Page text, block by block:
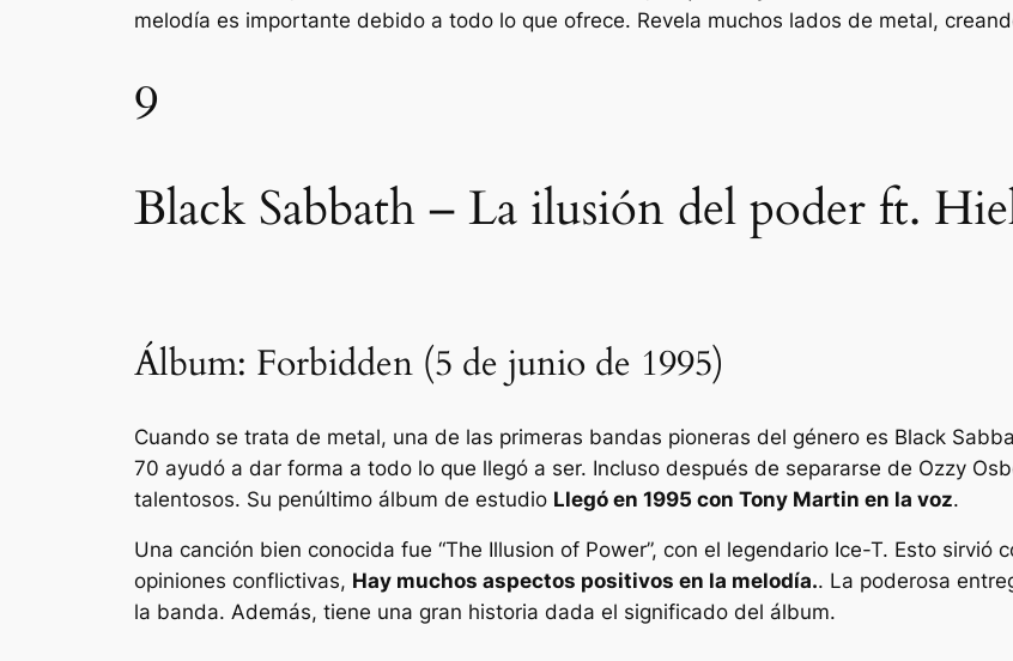
melodía es importante debido a todo lo que ofrece. Revela muchos lados de metal,
9
Black Sabbath – La ilusión del poder ft.
Álbum: Forbidden (5 de junio de 1995)
Cuando se trata de metal, una de las primeras bandas pioneras del género es Black
70 ayudó a dar forma a todo lo que llegó a ser. Incluso después de separarse de Ozzy
talentosos. Su penúltimo álbum de estudio Llegó en 1995 con Tony Martin en la voz.
Una canción bien conocida fue “The Illusion of Power”, con el legendario Ice-T. Esto
opiniones conflictivas, Hay muchos aspectos positivos en la melodía.. La poderosa
la banda. Además, tiene una gran historia dada el significado del álbum.